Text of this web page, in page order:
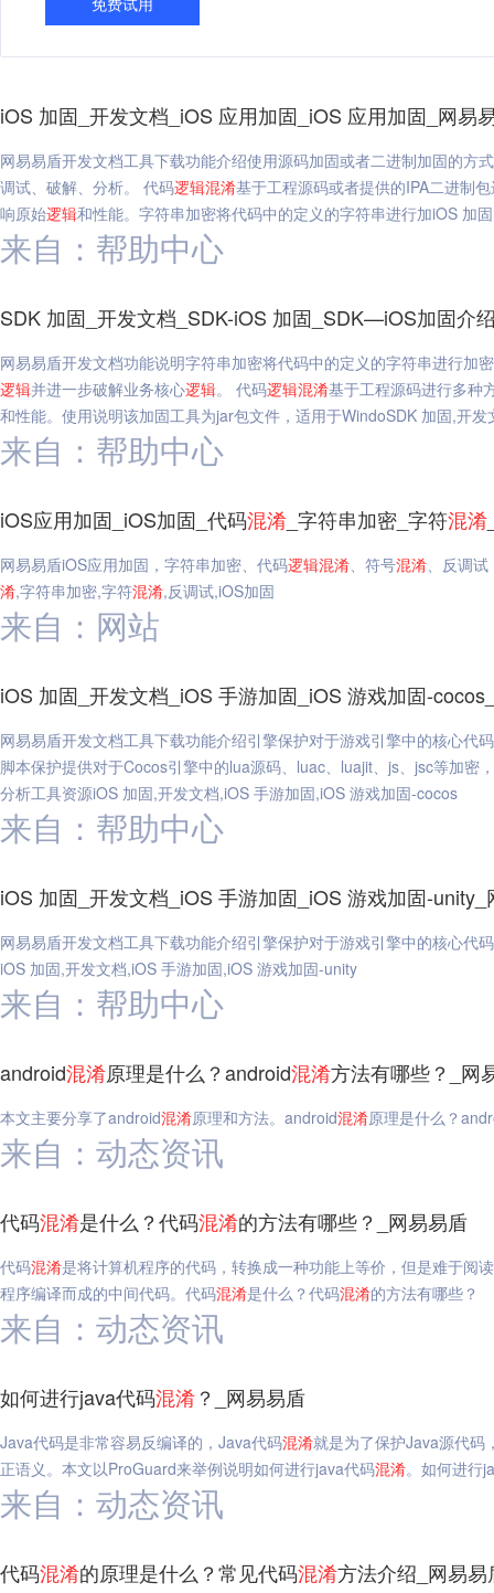
iOS 加固_开发文档_iOS 应用加固_iOS 应用加固_网易
网易易盾开发文档工具下载功能介绍使用源码加固或者二进制加固的方
调试、破解、分析。 代码逻辑混淆基于工程源码或者提供的IPA二进制
响原始逻辑和性能。字符串加密将代码中的定义的字符串进行加iOS 加
来自：帮助中心
SDK 加固_开发文档_SDK-iOS 加固_SDK—iOS加固介
网易易盾开发文档功能说明字符串加密将代码中的定义的字符串进行加
逻辑并进一步破解业务核心逻辑。 代码逻辑混淆基于工程源码进行多种
和性能。使用说明该加固工具为jar包文件，适用于WindoSDK 加固,开
来自：帮助中心
iOS应用加固_iOS加固_代码混淆 _字符串加密_字符混淆
网易易盾iOS应用加固，字符串加密、代码逻辑混淆、符号混淆、反调
淆,字符串加密,字符混淆,反调试,iOS加固
来自：网站
iOS 加固_开发文档_iOS 手游加固_iOS 游戏加固-
网易易盾开发文档工具下载功能介绍引擎保护对于游戏引擎中的核心代码
脚本保护提供对于Cocos引擎中的lua源码、luac、luajit、js、jsc等加密
分析工具资源iOS 加固,开发文档,iOS 手游加固,iOS 游戏加固-cocos
来自：帮助中心
iOS 加固_开发文档_iOS 手游加固_iOS 游戏加固-unity_
网易易盾开发文档工具下载功能介绍引擎保护对于游戏引擎中的核心代码
iOS 加固,开发文档,iOS 手游加固,iOS 游戏加固-unity
来自：帮助中心
android混淆原理是什么？android混淆方法有哪些？_网
本文主要分享了android混淆原理和方法。android混淆原理是什么？
来自：动态资讯
代码混淆是什么？代码混淆的方法有哪些？_网易易盾
代码混淆是将计算机程序的代码，转换成一种功能上等价，但是难于阅
程序编译而成的中间代码。代码混淆是什么？代码混淆的方法有哪些？
来自：动态资讯
如何进行java代码混淆？_网易易盾
Java代码是非常容易反编译的，Java代码混淆就是为了保护Java源代码
正语义。本文以ProGuard来举例说明如何进行java代码混淆。如何进行
来自：动态资讯
代码混淆的原理是什么？常见代码混淆方法介绍_网易易